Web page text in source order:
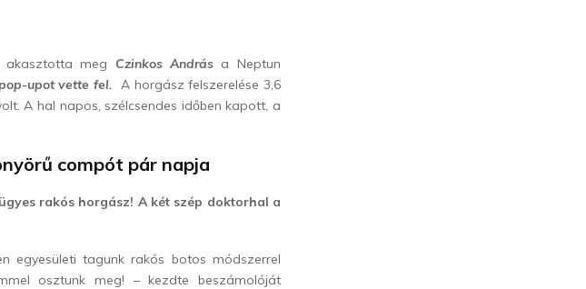
meg Czinkos Andrása Neptun
upot vette fel. A horgász felszerelése 3,6
A hal napos, szélcsendes időben kapott, a
compót pár napja
rakós horgász! A két szép doktorhal a
egyesületi tagunk rakós botos módszerrel
osztunk meg! – kezdte beszámolóját